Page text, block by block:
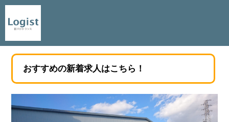
おすすめの新着求人はこちら！